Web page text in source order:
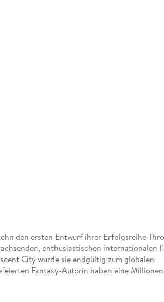
den ersten Entwurf ihrer Erfolgsreihe
enthusiastischen internationalen
City wurde sie endgültig zum globalen
Fantasy-Autorin haben eine